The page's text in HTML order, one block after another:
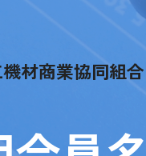
材商業協同組合